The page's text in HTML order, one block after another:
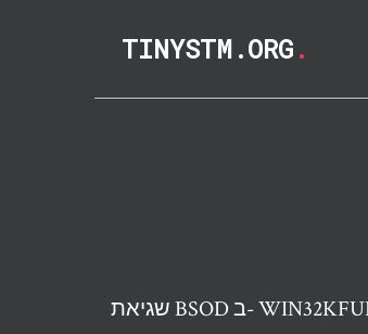
TINYSTM.ORG.